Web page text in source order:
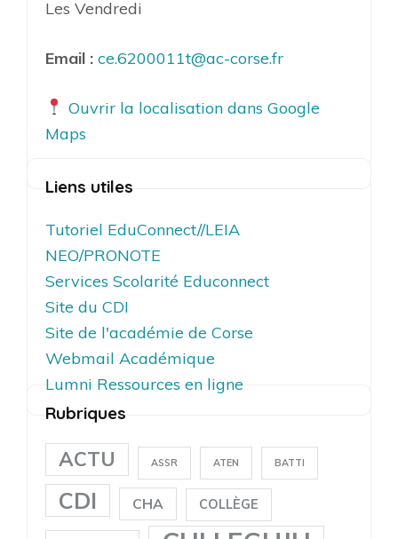
Les Vendredi
Email : ce.6200011t@ac-corse.fr
Ouvrir la localisation dans Google
Maps
Liens utiles
Tutoriel EduConnect//LEIA
NEO/PRONOTE
Services Scolarité Educonnect
Site du CDI
Site de l'académie de Corse
Webmail Académique
Lumni Ressources en ligne
Rubriques
ACTU ASSR ATEN BATTI
CDI CHA COLLÈGE